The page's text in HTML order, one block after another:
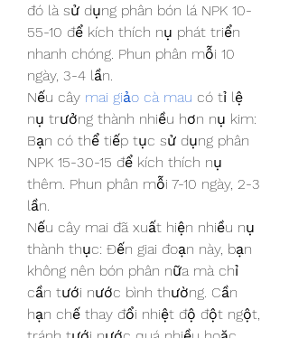
đó là sử dụng phân bón lá NPK 10-
55-10 để kích thích nụ phát triển
nhanh chóng. Phun phân mỗi 10
ngày, 3-4 lần.
Nếu cây mai giảo cà mau có tỉ lệ
nụ trưởng thành nhiều hơn nụ kim:
Bạn có thể tiếp tục sử dụng phân
NPK 15-30-15 để kích thích nụ
thêm. Phun phân mỗi 7-10 ngày, 2-3
lần.
Nếu cây mai đã xuất hiện nhiều nụ
thành thục: Đến giai đoạn này, bạn
không nên bón phân nữa mà chỉ
cần tưới nước bình thường. Cần
hạn chế thay đổi nhiệt độ đột ngột,